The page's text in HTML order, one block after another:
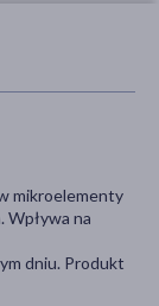
mikroelementy
Wpływa na
dniu. Produkt